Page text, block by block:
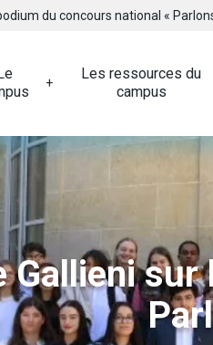
du concours national «
Le
Les ressources du
campus
Gallieni